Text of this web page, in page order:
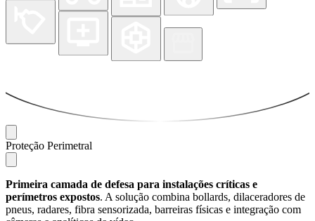
Proteção Perimetral
Primeira camada de defesa para instalações críticas e
perímetros expostos. A solução combina bollards, dilaceradores de
pneus, radares, fibra sensorizada, barreiras físicas e integração com